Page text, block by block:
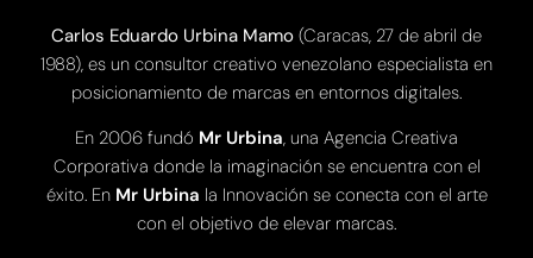
Carlos Eduardo Urbina Mamo (Caracas, 27 de abril de
1988), es un consultor creativo venezolano especialista en
posicionamiento de marcas en entornos digitales.
En 2006 fundó Mr Urbina, una Agencia Creativa
Corporativa donde la imaginación se encuentra con el
éxito. En Mr Urbina la Innovación se conecta con el arte
con el objetivo de elevar marcas.